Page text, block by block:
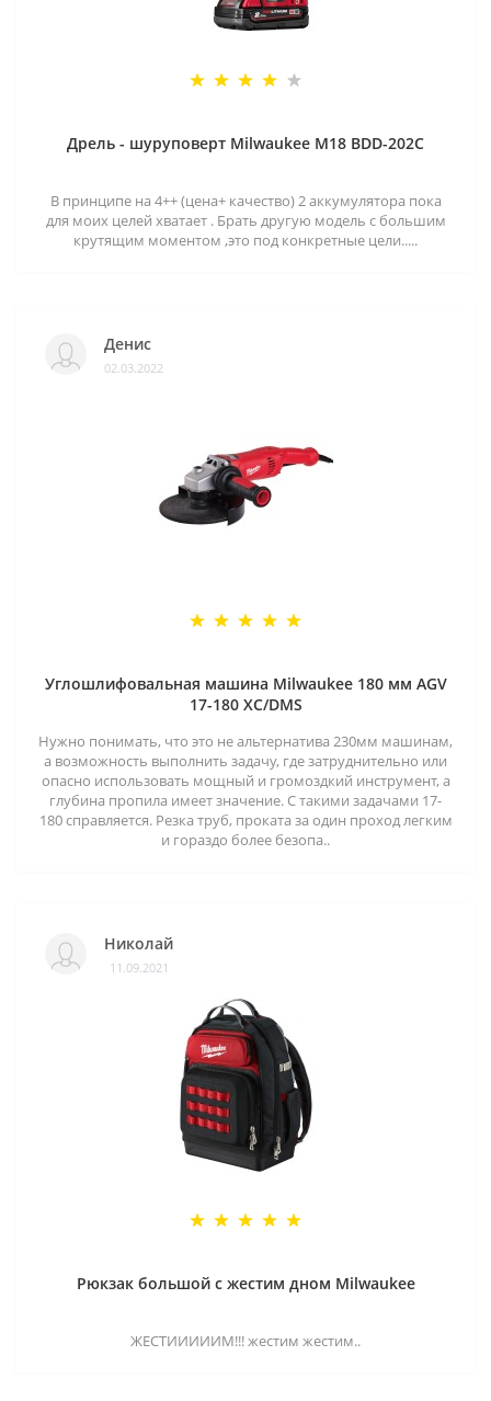
Дрель - шуруповерт Milwaukee M18 BDD-202C
В принципе на 4++ (цена+ качество) 2 аккумулятора пока
для моих целей хватает . Брать другую модель с большим
крутящим моментом ,это под конкретные цели.....
Денис
02.03.2022
Углошлифовальная машина Milwaukee 180 мм AGV
17-180 XC/DMS
Нужно понимать, что это не альтернатива 230мм машинам,
а возможность выполнить задачу, где затруднительно или
опасно использовать мощный и громоздкий инструмент, а
глубина пропила имеет значение. С такими задачами 17-
180 справляется. Резка труб, проката за один проход легким
и гораздо более безопа..
Николай
11.09.2021
Рюкзак большой с жестим дном Milwaukee
ЖЕСТИИИИИМ!!! жестим жестим..